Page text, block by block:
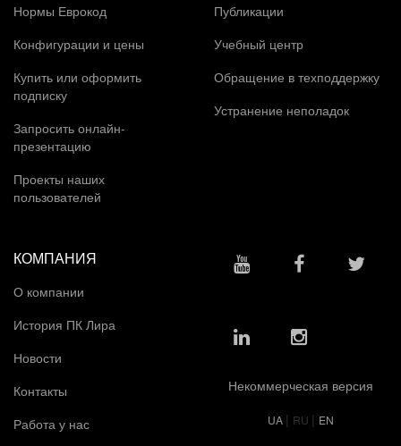
Нормы Еврокод
Конфигурации и цены
Купить или оформить
подписку
Запросить онлайн-
презентацию
Проекты наших
пользователей
Публикации
Учебный центр
Обращение в техподдержку
Устранение неполадок
КОМПАНИЯ
О компании
История ПК Лира
Новости
Контакты
Работа у нас
Некоммерческая версия
UA | RU | EN